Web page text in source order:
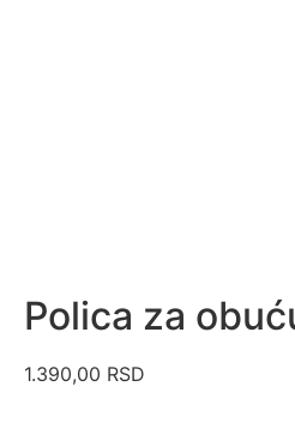
Polica za
1.390,00 RSD